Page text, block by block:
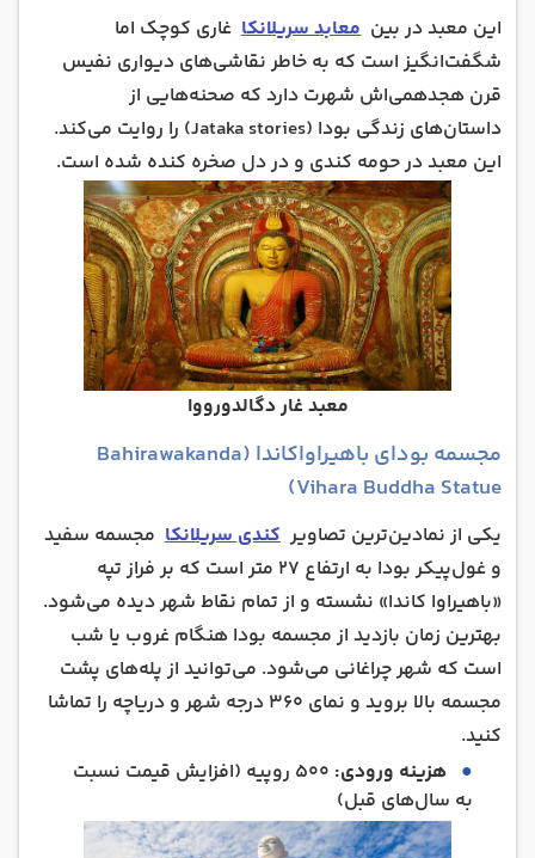
این معبد در بین معابد سریلانکا غاری کوچک اما
شگفت‌انگیز است که به خاطر نقاشی‌های دیواری نفیس
قرن هجدهمی‌اش شهرت دارد که صحنه‌هایی از
داستان‌های زندگی بودا (Jataka stories) را روایت می‌کند.
این معبد در حومه کندی و در دل صخره کنده شده است.
معبد غار دگالدورووا
مجسمه بودای باهیراواکاندا (Bahirawakanda
Vihara Buddha Statue)
یکی از نمادین‌ترین تصاویر کندی سریلانکا مجسمه سفید
و غول‌پیکر بودا به ارتفاع ۲۷ متر است که بر فراز تپه
«باهیراوا کاندا» نشسته و از تمام نقاط شهر دیده می‌شود.
بهترین زمان بازدید از مجسمه بودا هنگام غروب یا شب
است که شهر چراغانی می‌شود. می‌توانید از پله‌های پشت
مجسمه بالا بروید و نمای ۳۶۰ درجه شهر و دریاچه را تماشا
کنید.
هزینه ورودی:
۵۰۰ روپیه (افزایش قیمت نسبت
به سال‌های قبل)